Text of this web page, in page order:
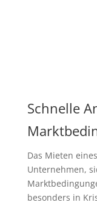
Schnelle
Das Mieten
Unternehmen,
besonders in